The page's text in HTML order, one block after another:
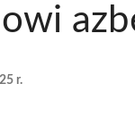
r.